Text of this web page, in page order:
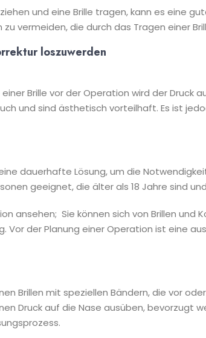
und eine Brille tragen, kann es eine
vermeiden, die durch das Tragen einer
loszuwerden
Brille vor der Operation wird der Druck
und sind ästhetisch vorteilhaft. Es ist
dauerhafte Lösung, um die
geeignet, die älter als 18 Jahre sind
ansehen; Sie können sich von Brillen und
Vor der Planung einer Operation ist eine
Brillen mit speziellen Bändern, die vor
Druck auf die Nase ausüben, bevorzugt